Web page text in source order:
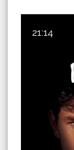
21:14